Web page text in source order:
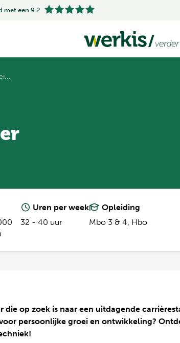
met een 9.2
Uren per week
32 - 40 uur
Opleiding
Mbo 3 & 4, Hbo
die op zoek is naar een uitdagende
persoonlijke groei en ontwikkeling?